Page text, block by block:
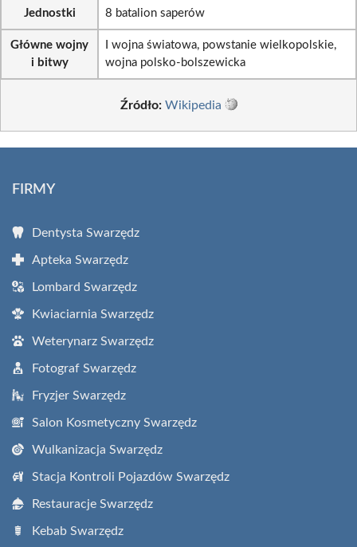
Jednostki 8 batalion saperów
Główne wojny
i bitwy
I wojna światowa, powstanie wielkopolskie,
wojna polsko-bolszewicka
Źródło: Wikipedia
FIRMY
Dentysta Swarzędz
Apteka Swarzędz
Lombard Swarzędz
Kwiaciarnia Swarzędz
Weterynarz Swarzędz
Fotograf Swarzędz
Fryzjer Swarzędz
Salon Kosmetyczny Swarzędz
Wulkanizacja Swarzędz
Stacja Kontroli Pojazdów Swarzędz
Restauracje Swarzędz
Kebab Swarzędz